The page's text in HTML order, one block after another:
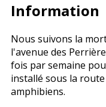
Information
Nous suivons la
l'avenue des
fois par semaine
installé sous la
amphibiens.